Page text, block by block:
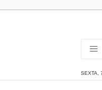
SEXTA,